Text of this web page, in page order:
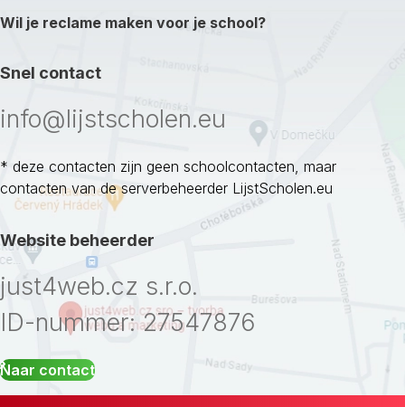
Wil je reclame maken voor je school?
Snel contact
info@lijstscholen.eu
* deze contacten zijn geen schoolcontacten, maar
contacten van de serverbeheerder LijstScholen.eu
Website beheerder
just4web.cz s.r.o.
ID-nummer: 27547876
Naar contact